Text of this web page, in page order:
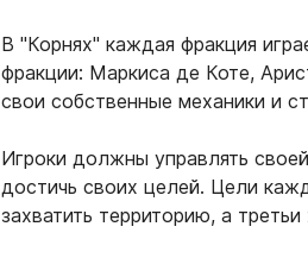
В "Корнях" каждая фракция
фракции: Маркиса де Коте,
свои собственные механики и
Игроки должны управлять
достичь своих целей. Цели
захватить территорию, а